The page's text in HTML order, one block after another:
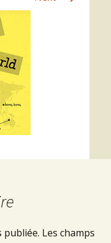
publiée. Les champs